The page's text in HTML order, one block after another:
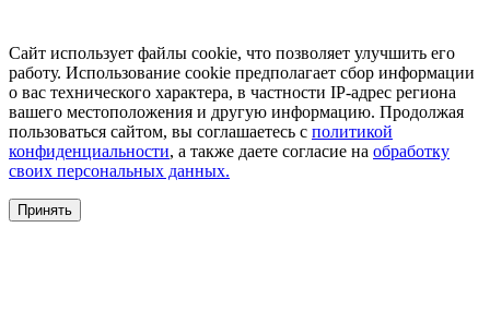
Сайт использует файлы cookie, что позволяет улучшить его
работу. Использование cookie предполагает сбор информации
о вас технического характера, в частности IP-адрес региона
вашего местоположения и другую информацию. Продолжая
пользоваться сайтом, вы соглашаетесь с политикой
конфиденциальности, а также даете согласие на обработку
своих персональных данных.
Принять